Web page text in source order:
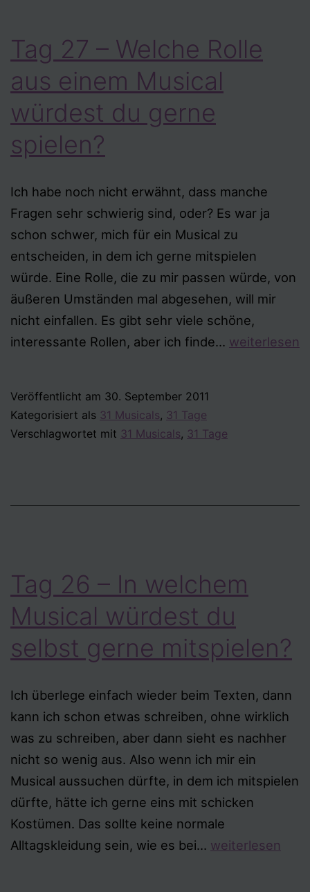
Tag 27 – Welche Rolle
aus einem Musical
würdest du gerne
spielen?
Ich habe noch nicht erwähnt, dass manche
Fragen sehr schwierig sind, oder? Es war ja
schon schwer, mich für ein Musical zu
entscheiden, in dem ich gerne mitspielen
würde. Eine Rolle, die zu mir passen würde, von
äußeren Umständen mal abgesehen, will mir
nicht einfallen. Es gibt sehr viele schöne,
interessante Rollen, aber ich finde… Tag
spielen?
weiterlesen
Veröffentlicht am 30. September 2011
Kategorisiert als 31 Musicals, 31 Tage
Verschlagwortet mit 31 Musicals, 31 Tage
Tag 26 – In welchem
Musical würdest du
selbst gerne mitspielen?
Ich überlege einfach wieder beim Texten, dann
kann ich schon etwas schreiben, ohne wirklich
was zu schreiben, aber dann sieht es nachher
nicht so wenig aus. Also wenn ich mir ein
Musical aussuchen dürfte, in dem ich mitspielen
dürfte, hätte ich gerne eins mit schicken
Kostümen. Das sollte keine normale
Alltagskleidung sein, wie es bei… Tag
weiterlesen